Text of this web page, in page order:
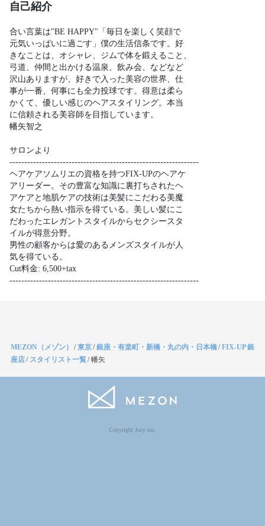
自己紹介
合い言葉は"BE HAPPY"「毎日を楽しく笑顔で
元気いっぱいに過ごす」僕の生活信条です。好
きなことは、オシャレ、ジムで体を鍛えること、
弓道、仲間と出かける温泉、飲み会、などなど
沢山ありますが、好きで入った美容の世界、仕
事が一番、何事にも全力投球です。得意は柔ら
かくて、優しい感じのヘアスタイリング。本当
に信頼される美容師を目指しています。
幡矢智之
サロンより
----------------------------------------------------------------
ヘアケアソムリエの資格を持つFIX-UPのヘアケ
アリーダー。その豊富な知識に裏打ちされたヘ
アケアと地肌ケアの技術は美髪にこだわる美魔
女たちから熱い指示を得ている。美しい髪にこ
だわったエレガントスタイルからセクシースタ
イルが得意分野。
男性の顧客からは愛のあるメンズスタイルが人
気を得ている。
Cut料金: 6,500+tax
MEZON（メゾン） /東京/銀座・有楽町・新橋・丸の内・日本橋/FIX-UP 銀
座店/ スタイリスト一覧/幡矢
Copyright Jocy inc.